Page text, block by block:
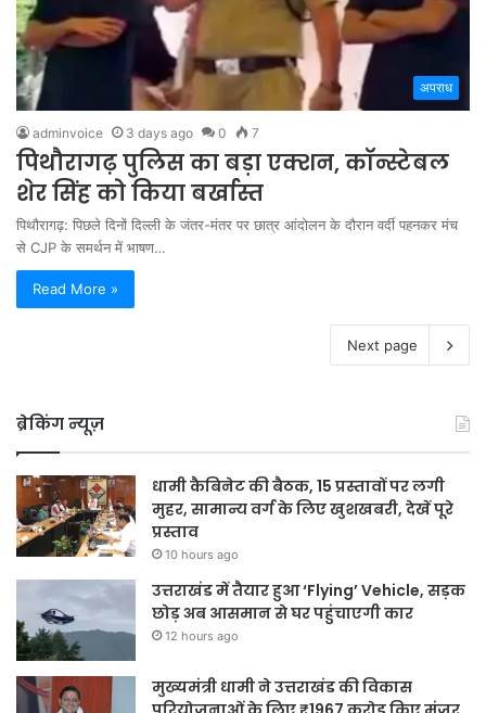
अपराध
adminvoice 3 days ago 0 7
पिथौरागढ़ पुलिस का बड़ा एक्शन, कॉन्स्टेबल
शेर सिंह को किया बर्खास्त
पिथौरागढ़: पिछले दिनों दिल्ली के जंतर-मंतर पर छात्र आंदोलन के दौरान वर्दी पहनकर मंच
से CJP के समर्थन में भाषण…
Read More »
Next page
ब्रेकिंग न्यूज़
धामी कैबिनेट की बैठक, 15 प्रस्तावों पर लगी
मुहर, सामान्य वर्ग के लिए खुशखबरी, देखें पूरे
प्रस्ताव
10 hours ago
उत्तराखंड में तैयार हुआ ‘Flying’ Vehicle, सड़क
छोड़ अब आसमान से घर पहुंचाएगी कार
12 hours ago
मुख्यमंत्री धामी ने उत्तराखंड की विकास